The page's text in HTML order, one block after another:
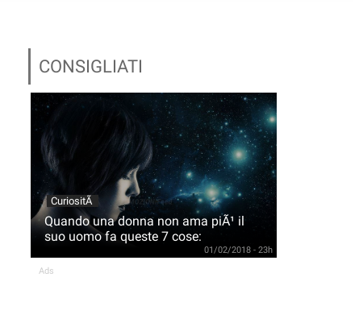
CONSIGLIATI
CuriositÃ
Quando una donna non ama piÃ¹ il
suo uomo fa queste 7 cose:
01/02/2018 - 23h
Ads